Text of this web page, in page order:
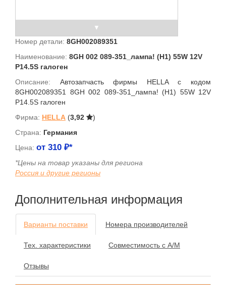
Номер детали: 8GH002089351
Наименование: 8GH 002 089-351_лампа! (H1) 55W 12V
P14.5S галоген
Описание: Автозапчасть фирмы HELLA с кодом
8GH002089351 8GH 002 089-351_лампа! (H1) 55W 12V
P14.5S галоген
Фирма: HELLA (3,92
)
Страна: Германия
Цена: от 310 ₽*
*Цены на товар указаны для региона
Россия и другие регионы
Дополнительная информация
Варианты поставки Номера производителей
Тех. характеристики Совместимость с А/М
Отзывы